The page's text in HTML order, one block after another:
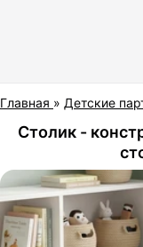
Главная » Детские
Столик -